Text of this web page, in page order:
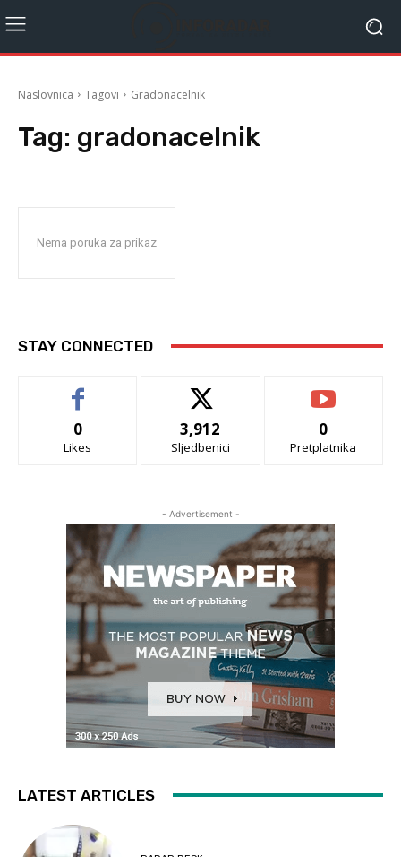
Naslovnica Tagovi Gradonacelnik
Tag: gradonacelnik
Nema poruka za prikaz
STAY CONNECTED
0
Likes
3,912
Sljedbenici
0
Pretplatnika
- Advertisement -
LATEST ARTICLES